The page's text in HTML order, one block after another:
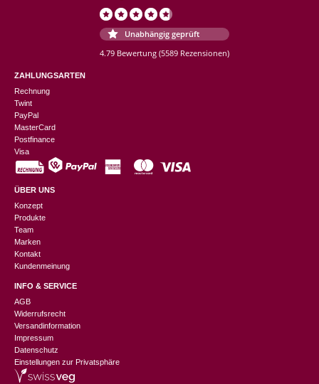
Unabhängig geprüft
4.79 Bewertung (5589 Rezensionen)
ZAHLUNGSARTEN
Rechnung
Twint
PayPal
MasterCard
Postfinance
Visa
ÜBER UNS
Konzept
Produkte
Team
Marken
Kontakt
Kundenmeinung
INFO & SERVICE
AGB
Widerrufsrecht
Versandinformation
Impressum
Datenschutz
Einstellungen zur Privatsphäre